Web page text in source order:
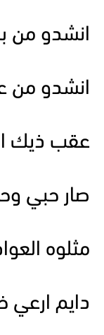
انشدو من
انشدو من
عقب ذيك
صار حبي
مثلوه
دايم ارعي